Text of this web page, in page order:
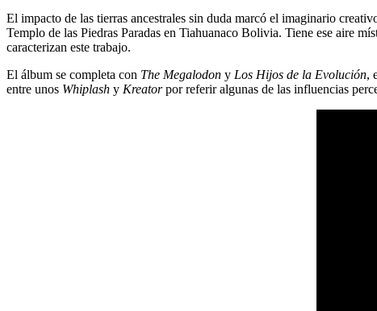
El impacto de las tierras ancestrales sin duda marcó el imaginario
Templo de las Piedras Paradas en Tiahuanaco Bolivia. Tiene ese aire
caracterizan este trabajo.
El álbum se completa con The Megalodon y Los Hijos de la Evolución,
entre unos Whiplash y Kreatorpor referir algunas de las influencias